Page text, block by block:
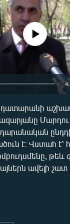
240p 360p
720p 1080p
source currently
Մարդու
է։ Վստահ է՝
թեև
ավելի շատ